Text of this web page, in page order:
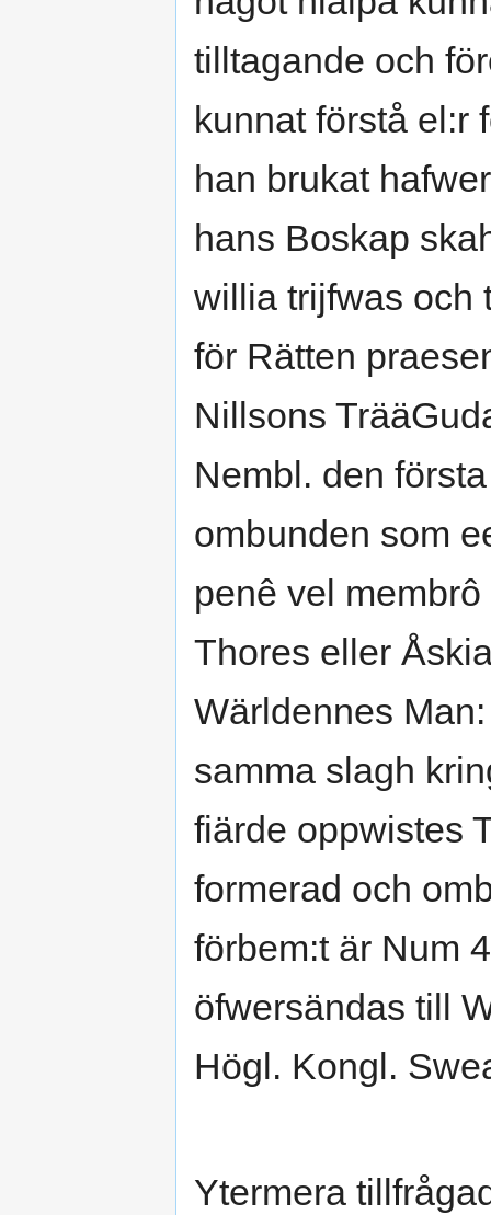
tilltagande och
kunnat förstå el:r
han brukat
hans Boskap
willia trijfwas och
för Rätten
Nillsons
Nembl. den
ombunden som
penê vel
Thores eller
Wärldennes
samma slagh
fiärde oppwistes
formerad och
förbem:t är Num
öfwersändas till
Högl. Kongl.
Ytermera